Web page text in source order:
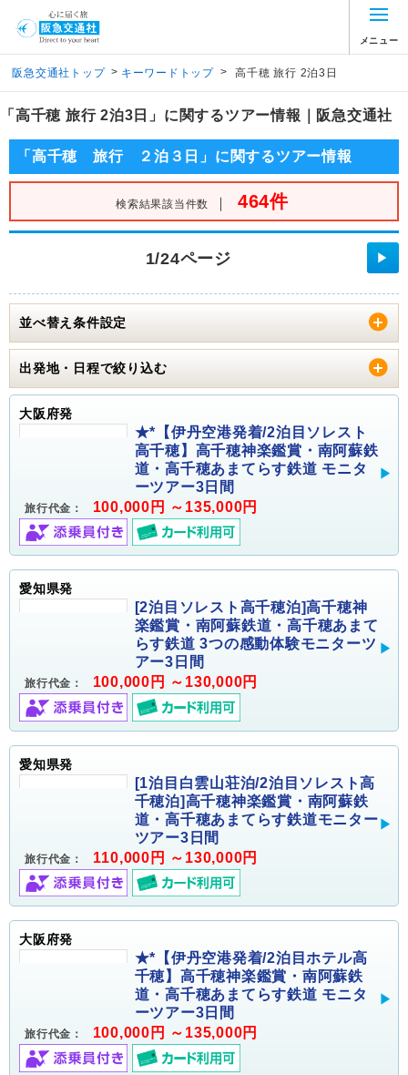
メニュー
阪急交通社トップ > キーワードトップ > 高千穂 旅行 2泊3日
「高千穂 旅行 2泊3日」に関するツアー情報｜阪急交通社
「高千穂 旅行 ２泊３日」に関するツアー情報
検索結果該当件数 ｜ 464件
1/24ページ ▶
並べ替え条件設定
出発地・日程で絞り込む
大阪府発
★*【伊丹空港発着/2泊目ソレスト
高千穂】高千穂神楽鑑賞・南阿蘇鉄
道・高千穂あまてらす鉄道 モニタ
ーツアー3日間
旅行代金： 100,000円 ～135,000円
愛知県発
[2泊目ソレスト高千穂泊]高千穂神
楽鑑賞・南阿蘇鉄道・高千穂あまて
らす鉄道 3つの感動体験モニターツ
アー3日間
旅行代金： 100,000円 ～130,000円
愛知県発
[1泊目白雲山荘泊/2泊目ソレスト高
千穂泊]高千穂神楽鑑賞・南阿蘇鉄
道・高千穂あまてらす鉄道モニター
ツアー3日間
旅行代金： 110,000円 ～130,000円
大阪府発
★*【伊丹空港発着/2泊目ホテル高
千穂】高千穂神楽鑑賞・南阿蘇鉄
道・高千穂あまてらす鉄道 モニタ
ーツアー3日間
旅行代金： 100,000円 ～135,000円